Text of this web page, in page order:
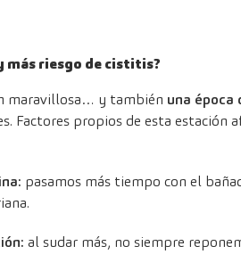
más riesgo de cistitis?
maravillosa… y también una época
Factores propios de esta
pasamos más tiempo con el
al sudar más, no siempre